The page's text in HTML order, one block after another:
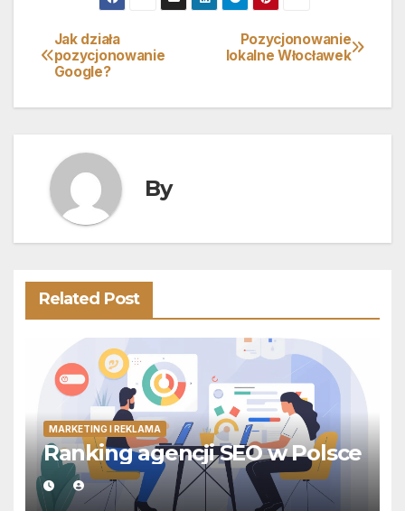
Nawigacja
wpisu
Pozycjonowanie
lokalne Włocławek
Jak działa
pozycjonowanie
Google?
By
Related Post
MARKETING I REKLAMA
Ranking agencji SEO w Polsce